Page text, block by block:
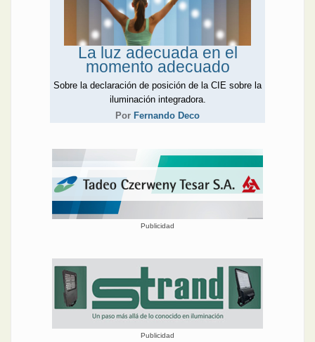
La luz adecuada en el
momento adecuado
Sobre la declaración de posición de la CIE sobre la
iluminación integradora.
Por Fernando Deco
Publicidad
Publicidad